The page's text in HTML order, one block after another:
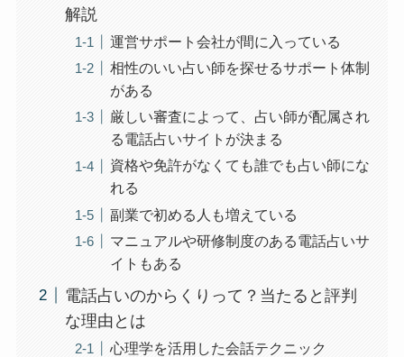
解説
運営サポート会社が間に入っている
相性のいい占い師を探せるサポート体制
がある
厳しい審査によって、占い師が配属され
る電話占いサイトが決まる
資格や免許がなくても誰でも占い師にな
れる
副業で初める人も増えている
マニュアルや研修制度のある電話占いサ
イトもある
電話占いのからくりって？当たると評判
な理由とは
心理学を活用した会話テクニック